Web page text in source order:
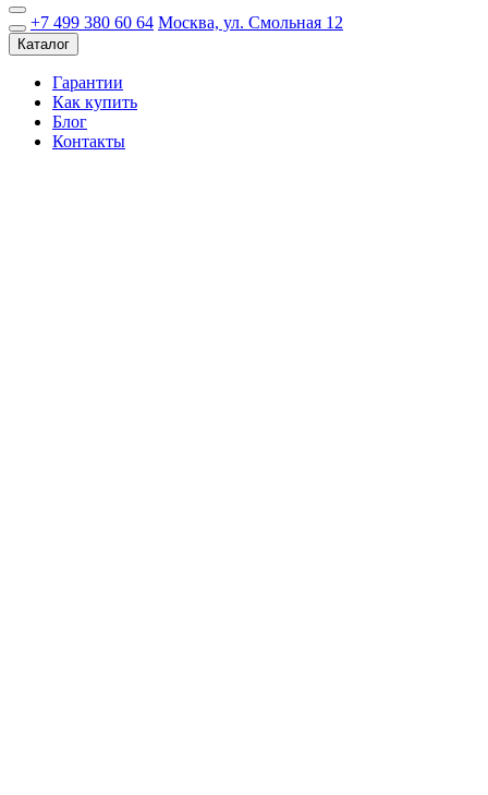
+7 499 380 60 64 Москва, ул. Смольная 12
Каталог
Гарантии
Как купить
Блог
Контакты